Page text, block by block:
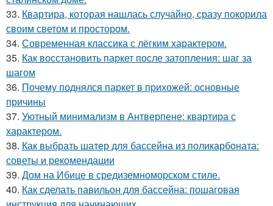
33. Квартира, которая нашлась случайно, сразу покорила
своим светом и простором.
34. Современная классика с лёгким характером.
35. Как восстановить паркет после затопления: шаг за
шагом
36. Почему поднялся паркет в прихожей: основные
причины
37. Уютный минимализм в Антверпене: квартира с
характером.
38. Как выбрать шатер для бассейна из поликарбоната:
советы и рекомендации
39. Дом на Ибице в средиземноморском стиле.
40. Как сделать павильон для бассейна: пошаговая